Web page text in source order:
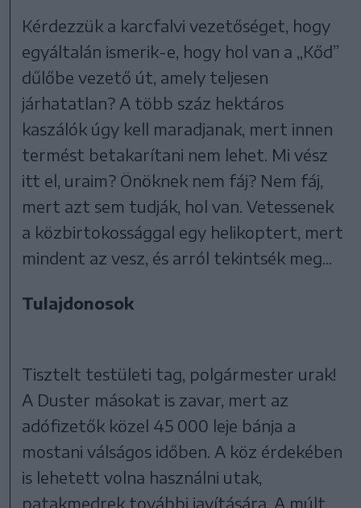
Kérdezzük a karcfalvi vezetőséget, hogy
egyáltalán ismerik-e, hogy hol van a „Kőd”
dűlőbe vezető út, amely teljesen
járhatatlan? A több száz hektáros
kaszálók úgy kell maradjanak, mert innen
termést betakarítani nem lehet. Mi vész
itt el, uraim? Önöknek nem fáj? Nem fáj,
mert azt sem tudják, hol van. Vetessenek
a közbirtokossággal egy helikoptert, mert
mindent az vesz, és arról tekintsék meg...
Tulajdonosok
Tisztelt testületi tag, polgármester urak!
A Duster másokat is zavar, mert az
adófizetők közel 45 000 leje bánja a
mostani válságos időben. A köz érdekében
is lehetett volna használni utak,
patakmedrek további javítására. A múlt